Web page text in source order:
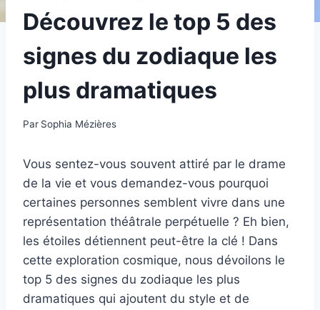
Découvrez le top 5 des
signes du zodiaque les
plus dramatiques
Par Sophia Mézières
Vous sentez-vous souvent attiré par le drame
de la vie et vous demandez-vous pourquoi
certaines personnes semblent vivre dans une
représentation théâtrale perpétuelle ? Eh bien,
les étoiles détiennent peut-être la clé ! Dans
cette exploration cosmique, nous dévoilons le
top 5 des signes du zodiaque les plus
dramatiques qui ajoutent du style et de